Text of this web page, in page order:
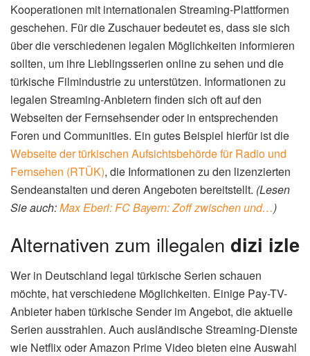
Kooperationen mit internationalen Streaming-Plattformen
geschehen. Für die Zuschauer bedeutet es, dass sie sich
über die verschiedenen legalen Möglichkeiten informieren
sollten, um ihre Lieblingsserien online zu sehen und die
türkische Filmindustrie zu unterstützen. Informationen zu
legalen Streaming-Anbietern finden sich oft auf den
Webseiten der Fernsehsender oder in entsprechenden
Foren und Communities. Ein gutes Beispiel hierfür ist die
Webseite der türkischen Aufsichtsbehörde für Radio und
Fernsehen (RTÜK), die Informationen zu den lizenzierten
Sendeanstalten und deren Angeboten bereitstellt. (Lesen
Sie auch:Max Eberl: FC Bayern: Zoff zwischen und…)
Alternativen zum illegalen dizi izle
Wer in Deutschland legal türkische Serien schauen
möchte, hat verschiedene Möglichkeiten. Einige Pay-TV-
Anbieter haben türkische Sender im Angebot, die aktuelle
Serien ausstrahlen. Auch ausländische Streaming-Dienste
wie Netflix oder Amazon Prime Video bieten eine Auswahl